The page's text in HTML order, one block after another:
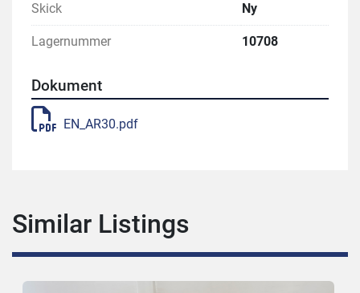
Skick Ny
Lagernummer 10708
Dokument
EN_AR30.pdf
Similar Listings